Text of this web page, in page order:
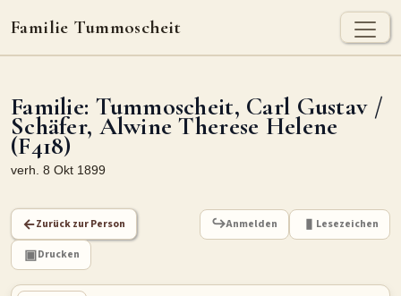
Familie Tummoscheit
Jan Tummoscheit Kai Tummoscheit Klaus Tummoscheit
STAMMBAUM
Orte Historische Karte
Geografische Namensverteilung - Heute
Familie: Tummoscheit, Carl Gustav /
Schäfer, Alwine Therese Helene
(F418)
verh. 8 Okt 1899
←Zurück zur Person Anmelden Lesezeichen
Drucken